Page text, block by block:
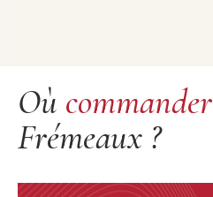
Où commander
Frémeaux ?